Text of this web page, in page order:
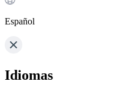
Español
Idiomas